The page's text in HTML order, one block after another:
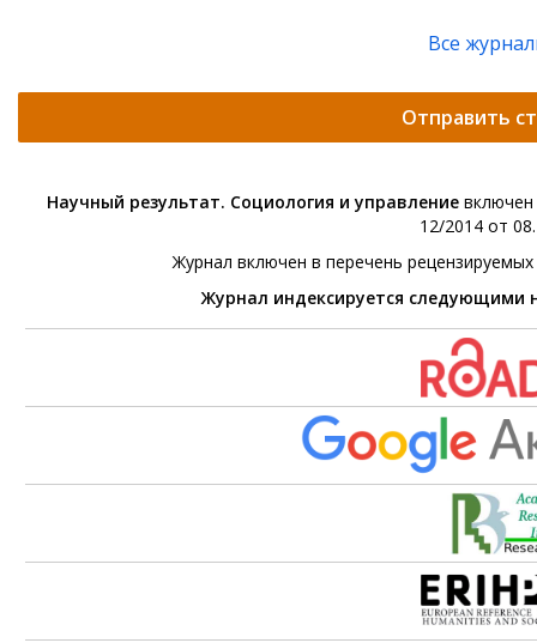
Все
Отправить
Научный результат. Социология и управление
12/2014 от
Журнал включен в перечень
Журнал индексируется